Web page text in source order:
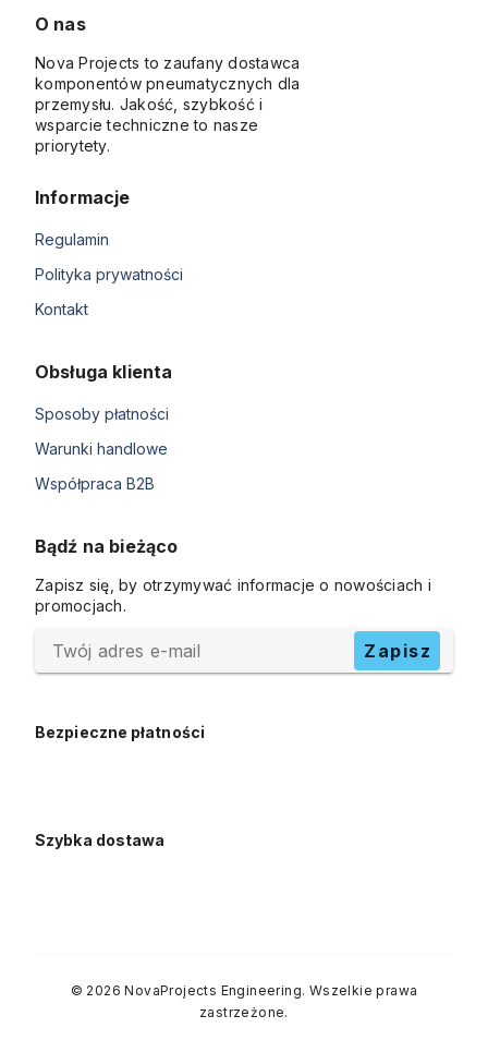
O nas
Nova Projects to zaufany dostawca
komponentów pneumatycznych dla
przemysłu. Jakość, szybkość i
wsparcie techniczne to nasze
priorytety.
Informacje
Regulamin
Polityka prywatności
Kontakt
Obsługa klienta
Sposoby płatności
Warunki handlowe
Współpraca B2B
Bądź na bieżąco
Zapisz się, by otrzymywać informacje o nowościach i
promocjach.
Twój adres e-mail Zapisz
Bezpieczne płatności
Szybka dostawa
© 2026 NovaProjects Engineering. Wszelkie prawa
zastrzeżone.